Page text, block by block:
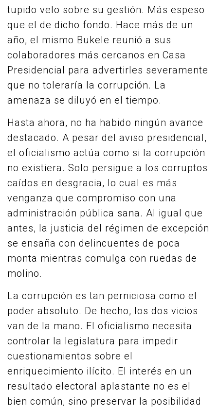
tupido velo sobre su gestión. Más espeso
que el de dicho fondo. Hace más de un
año, el mismo Bukele reunió a sus
colaboradores más cercanos en Casa
Presidencial para advertirles severamente
que no toleraría la corrupción. La
amenaza se diluyó en el tiempo.
Hasta ahora, no ha habido ningún avance
destacado. A pesar del aviso presidencial,
el oficialismo actúa como si la corrupción
no existiera. Solo persigue a los corruptos
caídos en desgracia, lo cual es más
venganza que compromiso con una
administración pública sana. Al igual que
antes, la justicia del régimen de excepción
se ensaña con delincuentes de poca
monta mientras comulga con ruedas de
molino.
La corrupción es tan perniciosa como el
poder absoluto. De hecho, los dos vicios
van de la mano. El oficialismo necesita
controlar la legislatura para impedir
cuestionamientos sobre el
enriquecimiento ilícito. El interés en un
resultado electoral aplastante no es el
bien común, sino preservar la posibilidad